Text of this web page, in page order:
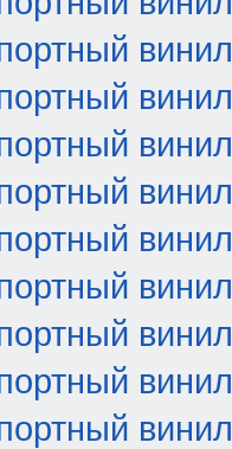
винил
винил
винил
винил
винил
винил
винил
винил
винил